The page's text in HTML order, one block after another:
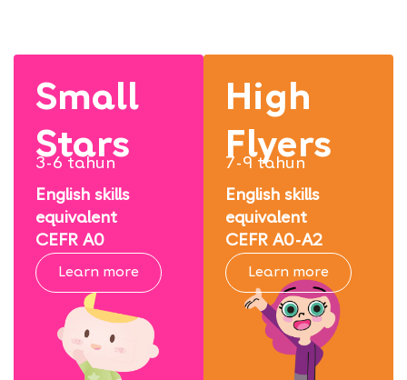
Small
Stars
3-6 tahun
English skills
equivalent
CEFR A0
Learn more
High
Flyers
7-9 tahun
English skills
equivalent
CEFR A0-A2
Learn more